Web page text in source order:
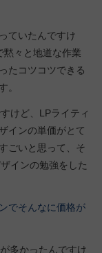
ていたんですけ
黙々と地道な作業
たコツコツできる
。
けど、LPライティ
インの単価がとて
ごいと思って、そ
インの勉強をした
でそんなに価格が
多かったんですけ